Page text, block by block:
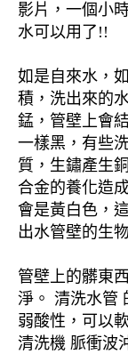
影片，一個小
水可以用了!!
如是自來水，
積，洗出來的
錳，管壁上會
一樣黑，有些
質，生鏽產生
合金的養化造
會是黃白色，
出水管壁的生
管壁上的髒東
淨。 清洗水管
弱酸性，可以
清洗機 脈衝波